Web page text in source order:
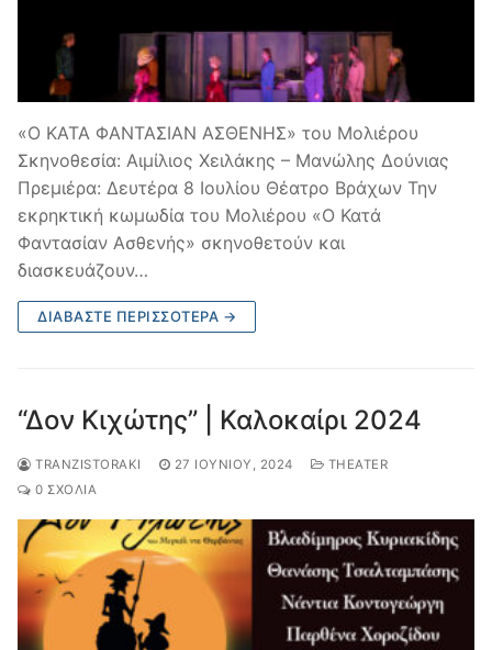
«Ο ΚΑΤΑ ΦΑΝΤΑΣΙΑΝ ΑΣΘΕΝΗΣ» του Μολιέρου
Σκηνοθεσία: Αιμίλιος Χειλάκης – Μανώλης Δούνιας
Πρεμιέρα: Δευτέρα 8 Ιουλίου Θέατρο Βράχων Την
εκρηκτική κωμωδία του Μολιέρου «Ο Κατά
Φαντασίαν Ασθενής» σκηνοθετούν και
διασκευάζουν…
ΔΙΑΒΆΣΤΕ ΠΕΡΙΣΣΌΤΕΡΑ →
“Δον Κιχώτης” | Καλοκαίρι 2024
TRANZISTORAKI 27 ΙΟΥΝΊΟΥ, 2024
THEATER
0 ΣΧΌΛΙΑ